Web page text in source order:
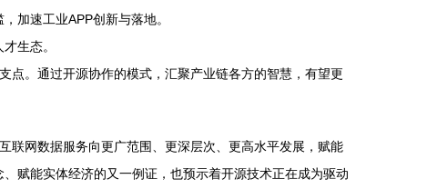
加速工业APP创新与落地。
生态。
点。通过开源协作的模式，汇聚产业链各方的智慧，有望更
联网数据服务向更广范围、更深层次、更高水平发展，赋能
赋能实体经济的又一例证，也预示着开源技术正在成为驱动